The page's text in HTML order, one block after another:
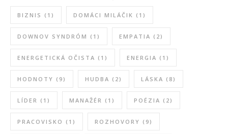
BIZNIS (1) DOMÁCI MILÁČIK (1)
DOWNOV SYNDRÓM (1) EMPATIA (2)
ENERGETICKÁ OČISTA (1) ENERGIA (1)
HODNOTY (9) HUDBA (2) LÁSKA (8)
LÍDER (1) MANAŽÉR (1) POÉZIA (2)
PRACOVISKO (1) ROZHOVORY (9)